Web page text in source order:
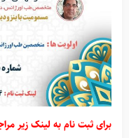
برای ثبت نام به لینک زیر